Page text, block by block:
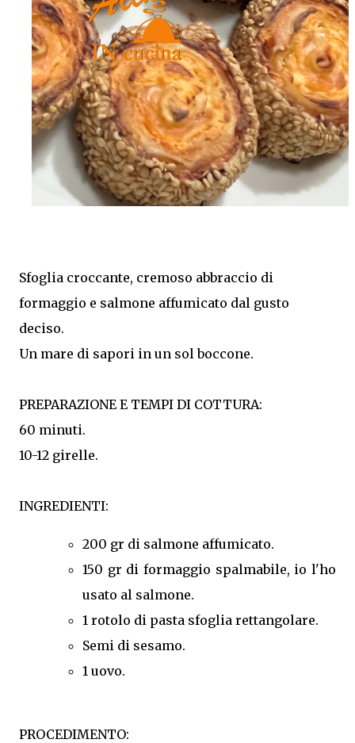
aromi, rendendole ancora più gustose. Ottime da
servire come contorno oppure come antipasto nelle
giornate più calde. Come ottenere zucchine saporite e
ben marinate Per un risultato perfetto: Taglia le
zucchine a fette sottili e dello stesso spessore.
Preriscalda la friggitrice ad aria. Cuocile in più riprese
senza sovrapporle. Condiscile quando sono ancora
tiepide. Lasciale riposare in frigorifero prima di
servirle. Porzioni: 2/3 Tempo di preparazione: circa 15
minuti Tempo di cottura: circa 15 minuti (3 cotture da 5
minuti) Tempo di ri...
Sfoglia croccante, cremoso abbraccio di
formaggio e salmone affumicato dal gusto
deciso.
Un mare di sapori in un sol boccone.
PREPARAZIONE E TEMPI DI COTTURA:
60 minuti.
10-12 girelle.
INGREDIENTI:
200 gr di salmone affumicato.
150 gr di formaggio spalmabile, io l'ho
usato al salmone.
1 rotolo di pasta sfoglia rettangolare.
Semi di sesamo.
1 uovo.
PROCEDIMENTO: